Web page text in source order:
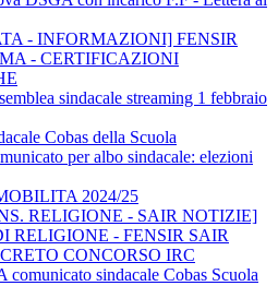
- INFORMAZIONI] FENSIR
- CERTIFICAZIONI
sindacale streaming 1 febbraio
Cobas della Scuola
per albo sindacale: elezioni
2024/25
RELIGIONE - SAIR NOTIZIE]
RELIGIONE - FENSIR SAIR
CONCORSO IRC
sindacale Cobas Scuola